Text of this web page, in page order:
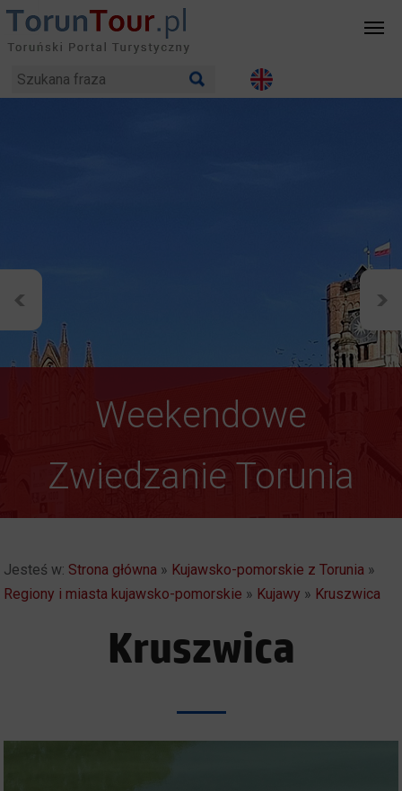
Weekendowe
Zwiedzanie Torunia
Autentyczny i
Spektakularny. Toruń
Jesteś w: Strona główna » Kujawsko-pomorskie z Torunia »
Regiony i miasta kujawsko-pomorskie » Kujawy » Kruszwica
Kruszwica